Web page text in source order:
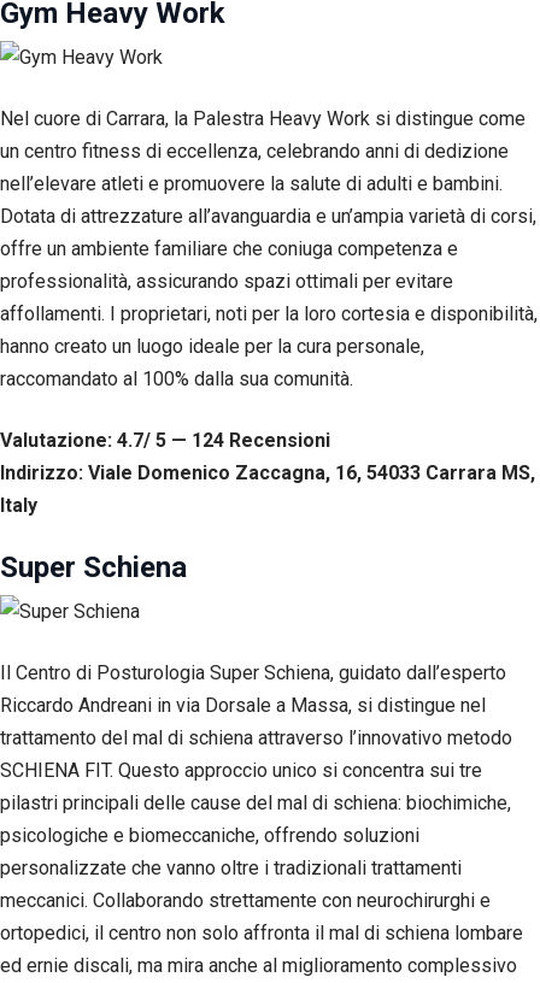
Gym Heavy Work
Nel cuore di Carrara, la Palestra Heavy Work si distingue come
un centro fitness di eccellenza, celebrando anni di dedizione
nell’elevare atleti e promuovere la salute di adulti e bambini.
Dotata di attrezzature all’avanguardia e un’ampia varietà di corsi,
offre un ambiente familiare che coniuga competenza e
professionalità, assicurando spazi ottimali per evitare
affollamenti. I proprietari, noti per la loro cortesia e disponibilità,
hanno creato un luogo ideale per la cura personale,
raccomandato al 100% dalla sua comunità.
Valutazione: 4.7/ 5 — 124 Recensioni
Indirizzo: Viale Domenico Zaccagna, 16, 54033 Carrara MS,
Italy
Super Schiena
Il Centro di Posturologia Super Schiena, guidato dall’esperto
Riccardo Andreani in via Dorsale a Massa, si distingue nel
trattamento del mal di schiena attraverso l’innovativo metodo
SCHIENA FIT. Questo approccio unico si concentra sui tre
pilastri principali delle cause del mal di schiena: biochimiche,
psicologiche e biomeccaniche, offrendo soluzioni
personalizzate che vanno oltre i tradizionali trattamenti
meccanici. Collaborando strettamente con neurochirurghi e
ortopedici, il centro non solo affronta il mal di schiena lombare
ed ernie discali, ma mira anche al miglioramento complessivo